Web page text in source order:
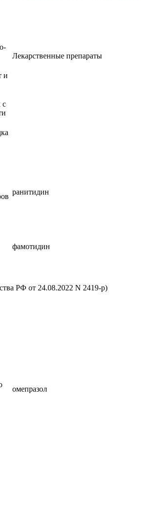
Лекарственные препараты
и
с
ранитидин
фамотидин
РФ от 24.08.2022 N 2419-р)
омепразол